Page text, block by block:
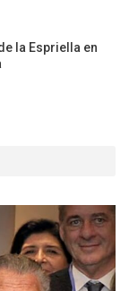
la Espriella en